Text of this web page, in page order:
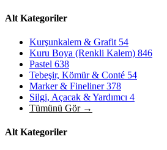
Alt Kategoriler
Kurşunkalem & Grafit 54
Kuru Boya (Renkli Kalem) 846
Pastel 638
Tebeşir, Kömür & Conté 54
Marker & Fineliner378
Silgi, Açacak & Yardımcı 4
Tümünü Gör →
Alt Kategoriler